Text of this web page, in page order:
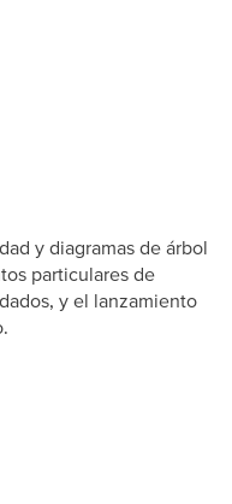
y diagramas de árbol
particulares de
y el lanzamiento